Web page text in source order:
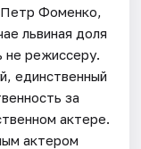
Петр Фоменко,
львиная доля
не режиссеру.
единственный
за
актере.
актером